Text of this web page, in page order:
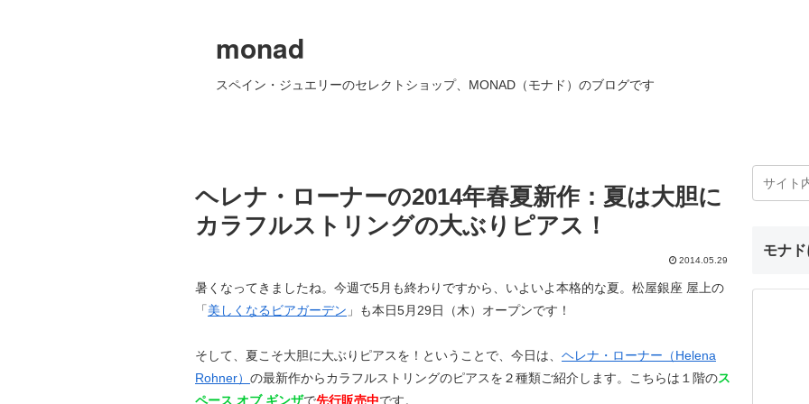
monad
スペイン・ジュエリーのセレクトショップ、MONAD（モナド）のブログです
ヘレナ・ローナーの2014年春夏新作：夏は大胆に
カラフルストリングの大ぶりピアス！
2014.05.29
暑くなってきましたね。今週で5月も終わりですから、いよいよ本格的な夏。松屋銀座 屋上の
「美しくなるビアガーデン 」も本日5月29日（木）オープンです！
そして、夏こそ大胆に大ぶりピアスを！ということで、今日は、 ヘレナ・ローナー（Helena
Rohner） の最新作からカラフルストリングのピアスを２種類ご紹介します。こちらは１階のス
ペース オブ ギンザで先行販売中です。
モナ